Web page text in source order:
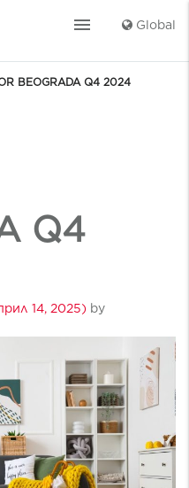
menu Global
BEOGRADA Q4 2024
Q4
14, 2025) by